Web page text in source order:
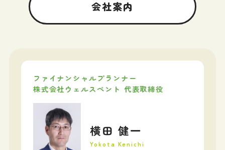
会社案内
ファイナンシャルプランナー
株式会社ウェルスペント 代表取締役
横田 健一
Yokota Kenichi